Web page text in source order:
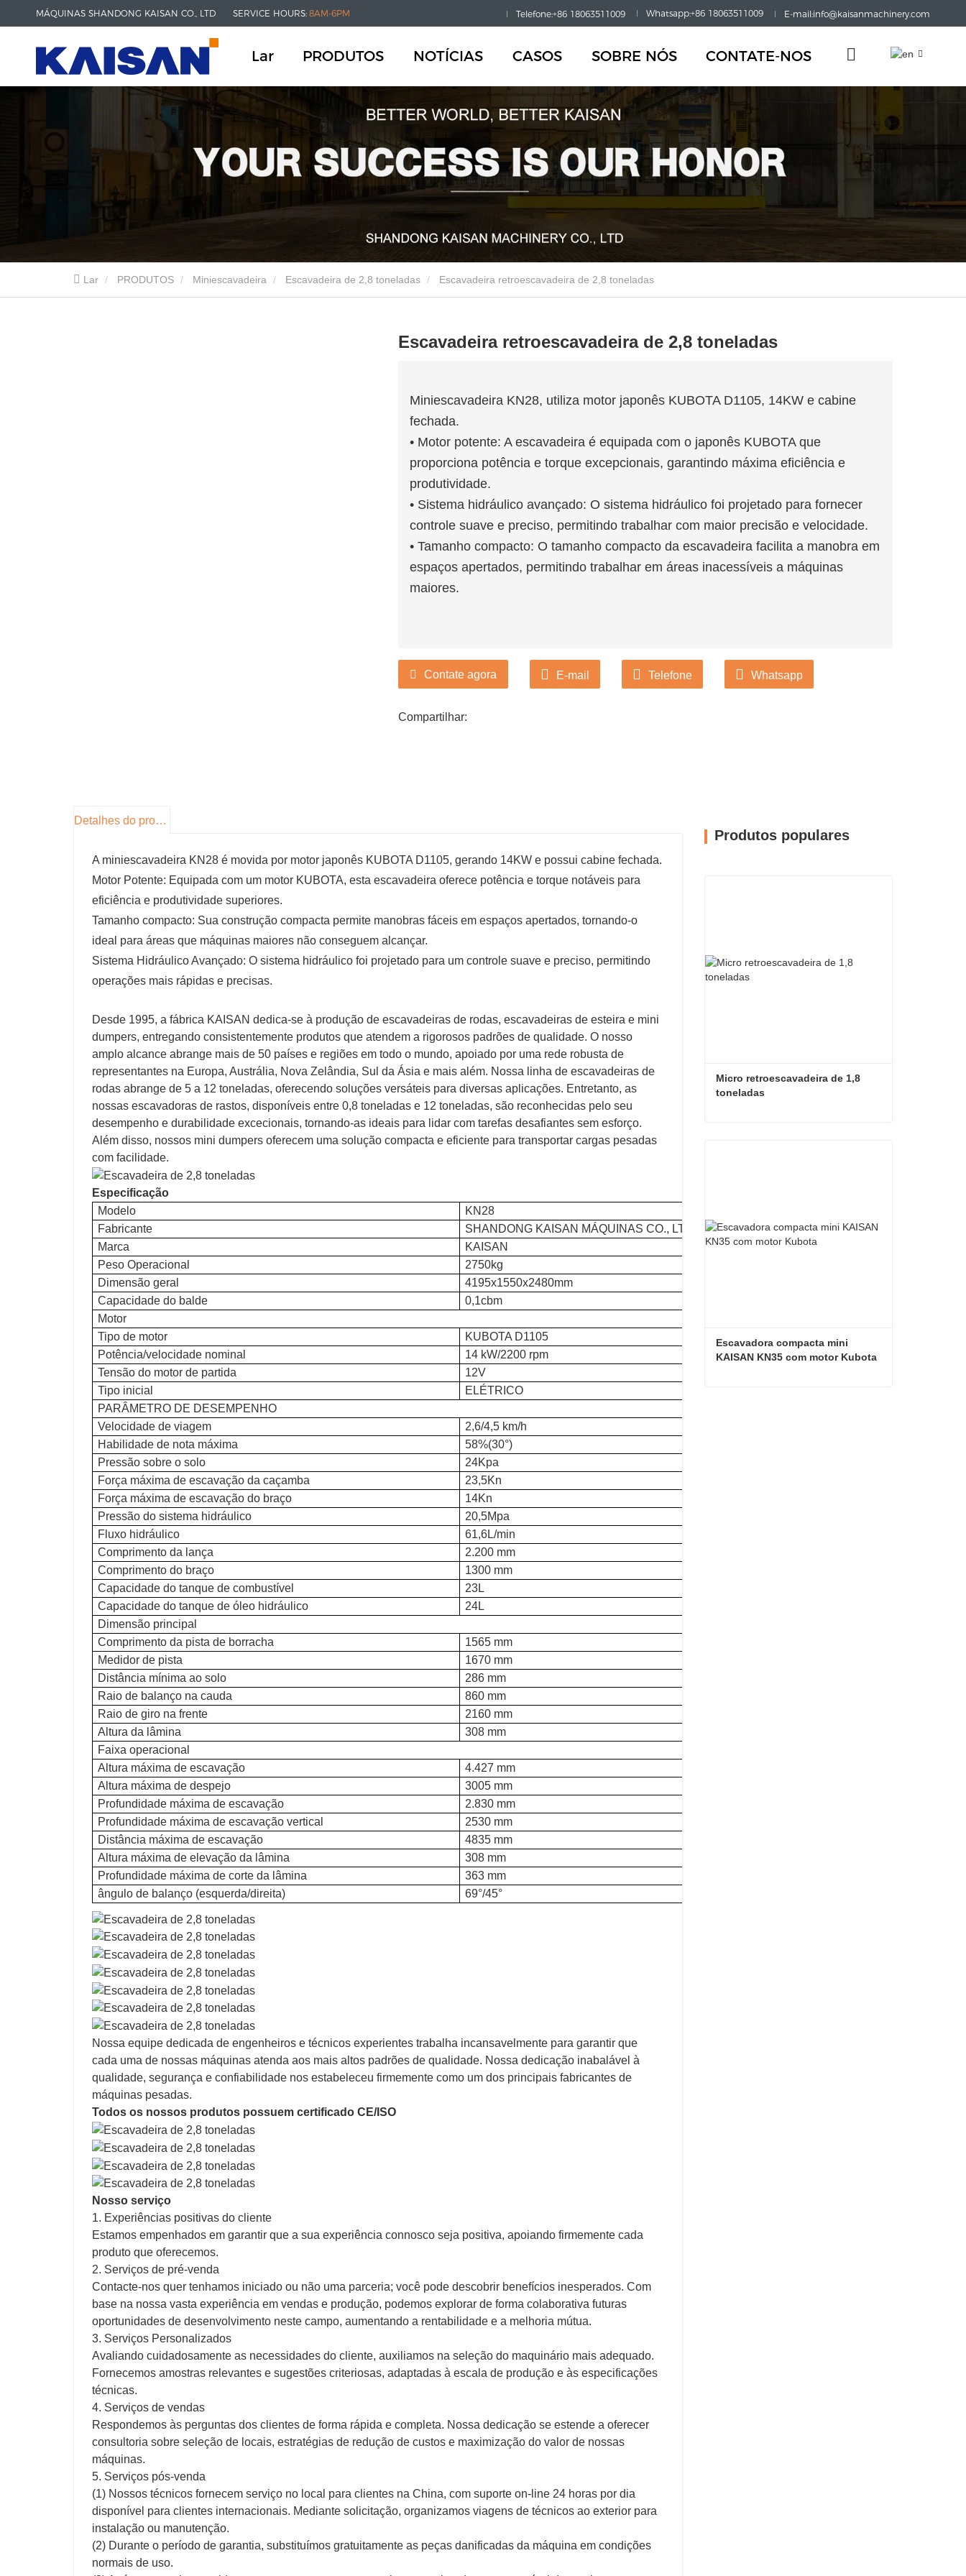
MÁQUINAS SHANDONG KAISAN CO., LTD SERVICE HOURS: 8AM-6PM Telefone:+86 18063511009 Whatsapp:+86 18063511009 E-mail:info@kaisanmachinery.com
Lar PRODUTOS NOTÍCIAS CASOS SOBRE NÓS CONTATE-NOS
Lar PRODUTOS Miniescavadeira Escavadeira de 2,8 toneladas Escavadeira retroescavadeira de 2,8 toneladas
Escavadeira retroescavadeira de 2,8 toneladas
Miniescavadeira KN28, utiliza motor japonês KUBOTA D1105, 14KW e cabine
fechada.
• Motor potente: A escavadeira é equipada com o japonês KUBOTA que
proporciona potência e torque excepcionais, garantindo máxima eficiência e
produtividade.
• Sistema hidráulico avançado: O sistema hidráulico foi projetado para fornecer
controle suave e preciso, permitindo trabalhar com maior precisão e velocidade.
• Tamanho compacto: O tamanho compacto da escavadeira facilita a manobra em
espaços apertados, permitindo trabalhar em áreas inacessíveis a máquinas
maiores.
Contate agora E-mail Telefone Whatsapp
Compartilhar:
Detalhes do produto
A miniescavadeira KN28 é movida por motor japonês KUBOTA D1105, gerando 14KW e possui cabine fechada.
Motor Potente: Equipada com um motor KUBOTA, esta escavadeira oferece potência e torque notáveis ​​para
eficiência e produtividade superiores.
Tamanho compacto: Sua construção compacta permite manobras fáceis em espaços apertados, tornando-o
ideal para áreas que máquinas maiores não conseguem alcançar.
Sistema Hidráulico Avançado: O sistema hidráulico foi projetado para um controle suave e preciso, permitindo
operações mais rápidas e precisas.
Desde 1995, a fábrica KAISAN dedica-se à produção de escavadeiras de rodas, escavadeiras de esteira e mini
dumpers, entregando consistentemente produtos que atendem a rigorosos padrões de qualidade. O nosso
amplo alcance abrange mais de 50 países e regiões em todo o mundo, apoiado por uma rede robusta de
representantes na Europa, Austrália, Nova Zelândia, Sul da Ásia e mais além. Nossa linha de escavadeiras de
rodas abrange de 5 a 12 toneladas, oferecendo soluções versáteis para diversas aplicações. Entretanto, as
nossas escavadoras de rastos, disponíveis entre 0,8 toneladas e 12 toneladas, são reconhecidas pelo seu
desempenho e durabilidade excecionais, tornando-as ideais para lidar com tarefas desafiantes sem esforço.
Além disso, nossos mini dumpers oferecem uma solução compacta e eficiente para transportar cargas pesadas
com facilidade.
Especificação
Modelo
KN28
Fabricante
SHANDONG KAISAN MÁQUINAS CO., LTD
Marca
KAISAN
Peso Operacional
2750kg
Dimensão geral
4195x1550x2480mm
Capacidade do balde
0,1cbm
Motor
Tipo de motor
KUBOTA D1105
Potência/velocidade nominal
14 kW/2200 rpm
Tensão do motor de partida
12V
Tipo inicial
ELÉTRICO
PARÂMETRO DE DESEMPENHO
Velocidade de viagem
2,6/4,5 km/h
Habilidade de nota máxima
58%(30°)
Pressão sobre o solo
24Kpa
Força máxima de escavação da caçamba
23,5Kn
Força máxima de escavação do braço
14Kn
Pressão do sistema hidráulico
20,5Mpa
Fluxo hidráulico
61,6L/min
Comprimento da lança
2.200 mm
Comprimento do braço
1300 mm
Capacidade do tanque de combustível
23L
Capacidade do tanque de óleo hidráulico
24L
Dimensão principal
Comprimento da pista de borracha
1565 mm
Medidor de pista
1670 mm
Distância mínima ao solo
286 mm
Raio de balanço na cauda
860 mm
Raio de giro na frente
2160 mm
Altura da lâmina
308 mm
Faixa operacional
Altura máxima de escavação
4.427 mm
Altura máxima de despejo
3005 mm
Profundidade máxima de escavação
2.830 mm
Profundidade máxima de escavação vertical
2530 mm
Distância máxima de escavação
4835 mm
Altura máxima de elevação da lâmina
308 mm
Profundidade máxima de corte da lâmina
363 mm
ângulo de balanço (esquerda/direita)
69°/45°
Nossa equipe dedicada de engenheiros e técnicos experientes trabalha incansavelmente para garantir que
cada uma de nossas máquinas atenda aos mais altos padrões de qualidade. Nossa dedicação inabalável à
qualidade, segurança e confiabilidade nos estabeleceu firmemente como um dos principais fabricantes de
máquinas pesadas.
Todos os nossos produtos possuem certificado CE/ISO
Nosso serviço
1. Experiências positivas do cliente
Estamos empenhados em garantir que a sua experiência connosco seja positiva, apoiando firmemente cada
produto que oferecemos.
2. Serviços de pré-venda
Contacte-nos quer tenhamos iniciado ou não uma parceria; você pode descobrir benefícios inesperados. Com
base na nossa vasta experiência em vendas e produção, podemos explorar de forma colaborativa futuras
oportunidades de desenvolvimento neste campo, aumentando a rentabilidade e a melhoria mútua.
3. Serviços Personalizados
Avaliando cuidadosamente as necessidades do cliente, auxiliamos na seleção do maquinário mais adequado.
Fornecemos amostras relevantes e sugestões criteriosas, adaptadas à escala de produção e às especificações
técnicas.
4. Serviços de vendas
Respondemos às perguntas dos clientes de forma rápida e completa. Nossa dedicação se estende a oferecer
consultoria sobre seleção de locais, estratégias de redução de custos e maximização do valor de nossas
máquinas.
5. Serviços pós-venda
(1) Nossos técnicos fornecem serviço no local para clientes na China, com suporte on-line 24 horas por dia
disponível para clientes internacionais. Mediante solicitação, organizamos viagens de técnicos ao exterior para
instalação ou manutenção.
(2) Durante o período de garantia, substituímos gratuitamente as peças danificadas da máquina em condições
normais de uso.
Produtos populares
Micro retroescavadeira de 1,8
toneladas
Escavadora compacta mini
KAISAN KN35 com motor Kubota